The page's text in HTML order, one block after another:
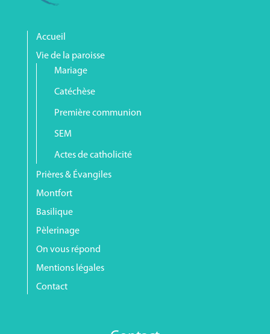
Accueil
Vie de la paroisse
Mariage
Catéchèse
Première communion
SEM
Actes de catholicité
Prières & Évangiles
Montfort
Basilique
Pèlerinage
On vous répond
Mentions légales
Contact